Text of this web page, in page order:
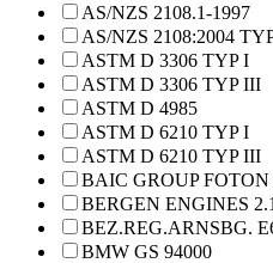
AS/NZS 2108.1-1997
AS/NZS 2108:2004
ASTM D 3306 TYP I
ASTM D 3306 TYP III
ASTM D 4985
ASTM D 6210 TYP I
ASTM D 6210 TYP III
BAIC GROUP FOTON
BERGEN ENGINES
BEZ.REG.ARNSBG.
BMW GS 94000